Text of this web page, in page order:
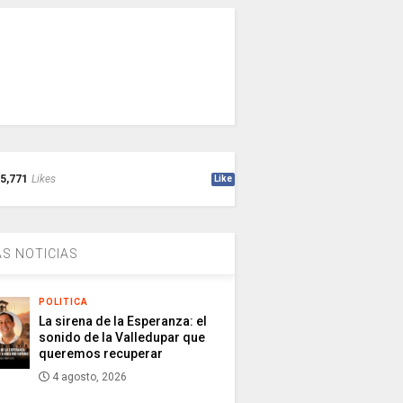
5,771 Likes Like
NOTICIAS
POLITICA
La sirena de la Esperanza: el
sonido de la Valledupar que
queremos recuperar
4 agosto, 2026